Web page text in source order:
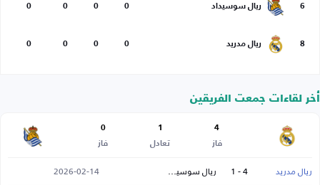
6 ريال سوسيداد 0
0
0
0
8 ريال مدريد 0
0
0
0
أخر لقاءات جمعت الفريقين
4
فاز
1
تعادل
0
فاز
ريال مدريد 4 - 1 ريال سوسيداد
2026-02-14